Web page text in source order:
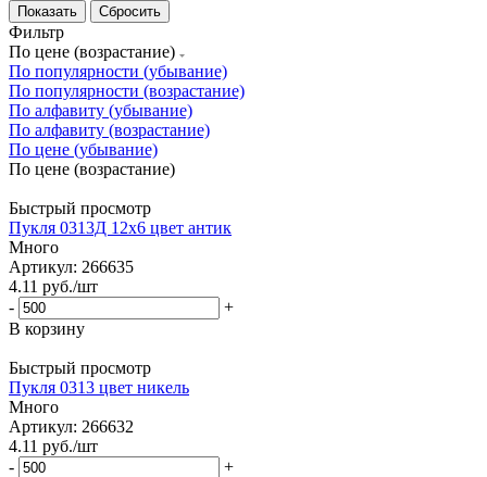
Сбросить
Фильтр
По цене (возрастание)
По популярности (убывание)
По популярности (возрастание)
По алфавиту (убывание)
По алфавиту (возрастание)
По цене (убывание)
По цене (возрастание)
Быстрый просмотр
Пукля 0313Д 12х6 цвет антик
Много
Артикул: 266635
4.11 руб./шт
-
+
В корзину
Быстрый просмотр
Пукля 0313 цвет никель
Много
Артикул: 266632
4.11 руб./шт
-
+